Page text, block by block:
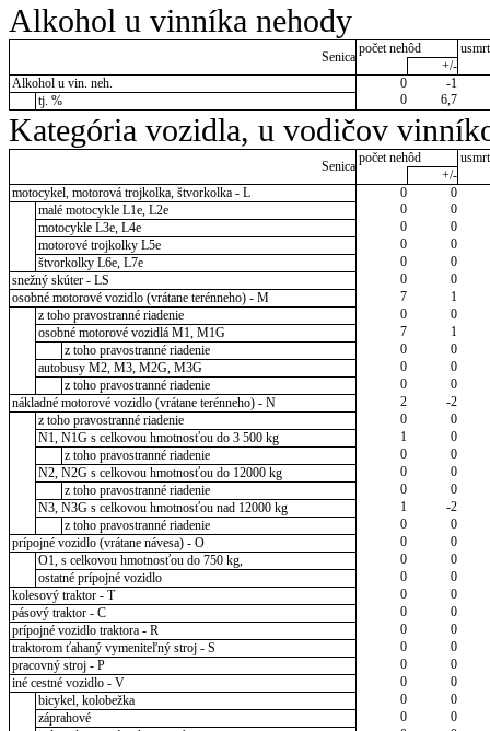
Alkohol u vinníka nehody
Senica
počet nehôd
+/-
Alkohol u vin. neh.
0
-1
tj. %
0 6,7
Kategória vozidla, u vodičov
Senica
počet nehôd
+/-
motocykel, motorová trojkolka, štvorkolka - L
0
0
malé motocykle L1e, L2e
0
0
motocykle L3e, L4e
0
0
motorové trojkolky L5e
0
0
štvorkolky L6e, L7e
0
0
snežný skúter - LS
0
0
osobné motorové vozidlo (vrátane terénneho) - M
7
1
z toho pravostranné riadenie
0
0
osobné motorové vozidlá M1, M1G
7
1
z toho pravostranné riadenie
0
0
autobusy M2, M3, M2G, M3G
0
0
z toho pravostranné riadenie
0
0
nákladné motorové vozidlo (vrátane terénneho) - N
2
-2
z toho pravostranné riadenie
0
0
N1, N1G s celkovou hmotnosťou do 3 500 kg
1
0
z toho pravostranné riadenie
0
0
N2, N2G s celkovou hmotnosťou do 12000 kg
0
0
z toho pravostranné riadenie
0
0
N3, N3G s celkovou hmotnosťou nad 12000 kg
1
-2
z toho pravostranné riadenie
0
0
prípojné vozidlo (vrátane návesa) - O
0
0
O1, s celkovou hmotnosťou do 750 kg,
0
0
ostatné prípojné vozidlo
0
0
kolesový traktor - T
0
0
pásový traktor - C
0
0
prípojné vozidlo traktora - R
0
0
traktorom ťahaný vymeniteľný stroj - S
0
0
pracovný stroj - P
0
0
iné cestné vozidlo - V
0
0
bicykel, kolobežka
0
0
záprahové
0
0